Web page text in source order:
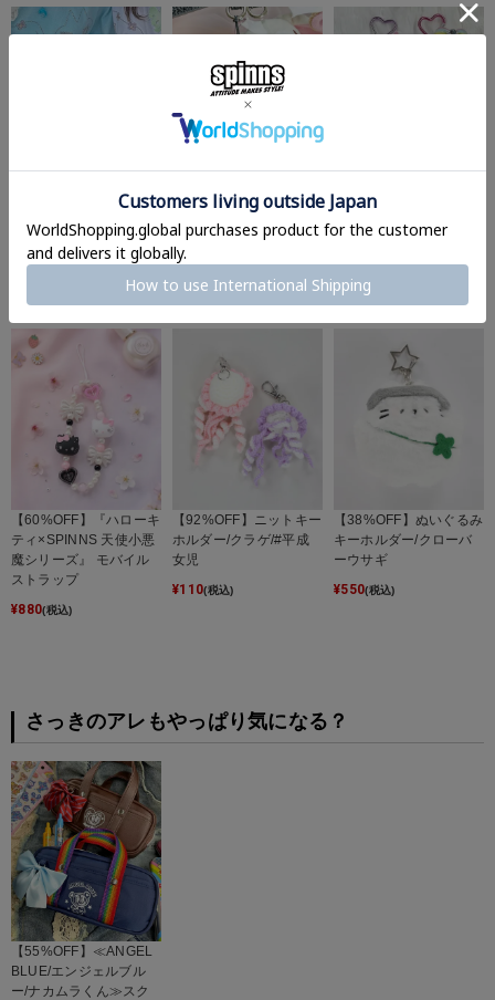
【21%OFF】≪マイサラ
ルダー/#ウィッシュコア
2,189(税込)
なつかし平成ビーズスト
ラップ/ビッグ/#平成女
児
¥770(税込)
【22%OFF】≪ファンタ
ジーキティ≫ぬいぐるみ
キーホルダー/マスコッ
¥1,980
【60%OFF】『ハローキ
ティ×SPINNS 天使小悪
魔シリーズ』 モバイル
ストラップ
¥880(税込)
【92%OFF】ニットキー
ホルダー/クラゲ/#平成
女児
¥110(税込)
【38%OFF】ぬいぐるみ
キーホルダー/クローバ
ーウサギ
¥550(税込)
さっきのアレもやっぱり気になる？
【55%OFF】≪ANGEL
BLUE/エンジェルブル
ー/ナカムラくん≫スク